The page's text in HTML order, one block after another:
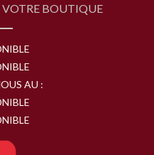
BOUTIQUE
AU :